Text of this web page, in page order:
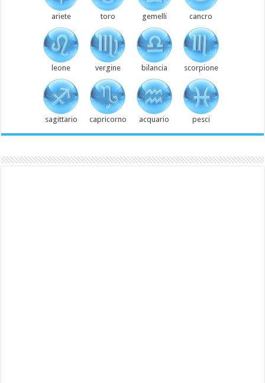
ariete toro gemelli cancro
leone vergine bilancia scorpione
sagittario capricorno acquario pesci